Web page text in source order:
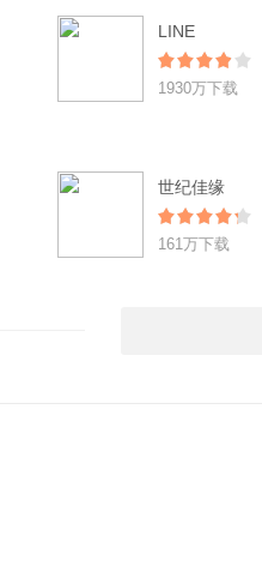
LINE
1930万下载
世纪佳缘
161万下载